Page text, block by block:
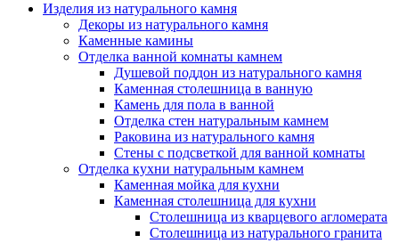
Изделия из натурального камня
Декоры из натурального камня
Каменные камины
Отделка ванной комнаты камнем
Душевой поддон из натурального камня
Каменная столешница в ванную
Камень для пола в ванной
Отделка стен натуральным камнем
Раковина из натурального камня
Стены с подсветкой для ванной комнаты
Отделка кухни натуральным камнем
Каменная мойка для кухни
Каменная столешница для кухни
Столешница из кварцевого агломерата
Столешница из натурального гранита